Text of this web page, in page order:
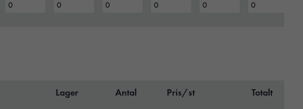
Lager Antal Pris/st Totalt